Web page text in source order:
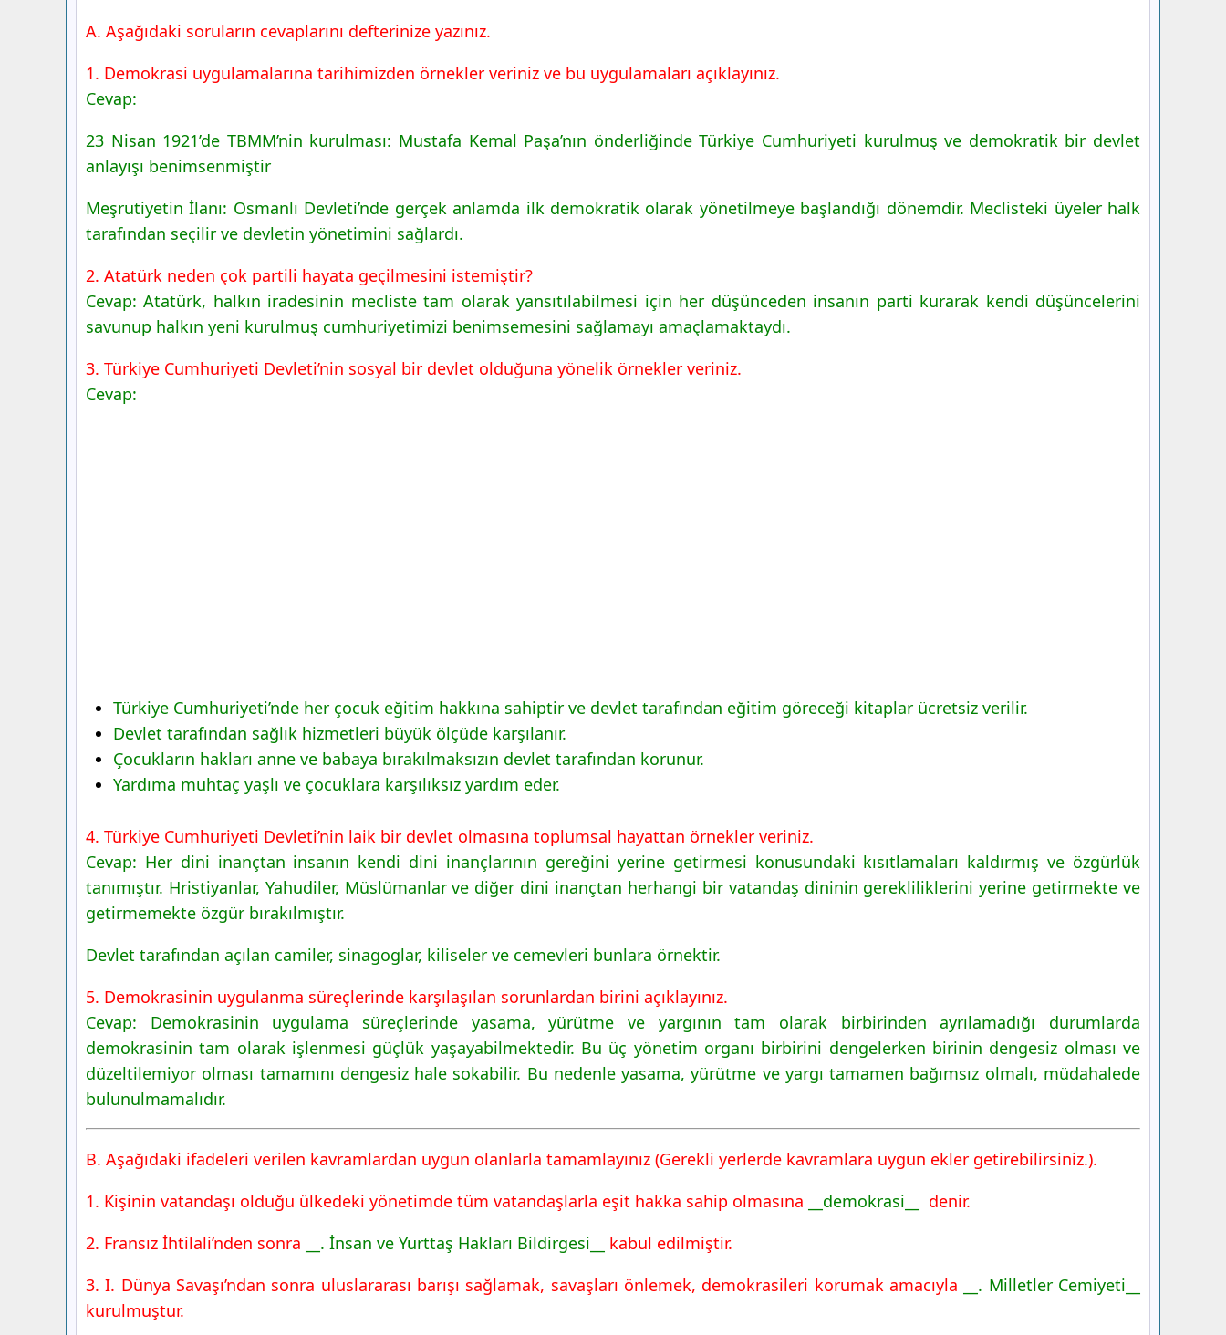
A. Aşağıdaki soruların cevaplarını defterinize yazınız.
1. Demokrasi uygulamalarına tarihimizden örnekler veriniz ve bu uygulamaları açıklayınız.
Cevap:
23 Nisan 1921’de TBMM’nin kurulması: Mustafa Kemal Paşa’nın önderliğinde Türkiye Cumhuriyeti kurulmuş ve demokratik bir devlet
anlayışı benimsenmiştir
Meşrutiyetin İlanı: Osmanlı Devleti’nde gerçek anlamda ilk demokratik olarak yönetilmeye başlandığı dönemdir. Meclisteki üyeler halk
tarafından seçilir ve devletin yönetimini sağlardı.
2. Atatürk neden çok partili hayata geçilmesini istemiştir?
Cevap: Atatürk, halkın iradesinin mecliste tam olarak yansıtılabilmesi için her düşünceden insanın parti kurarak kendi düşüncelerini
savunup halkın yeni kurulmuş cumhuriyetimizi benimsemesini sağlamayı amaçlamaktaydı.
3. Türkiye Cumhuriyeti Devleti’nin sosyal bir devlet olduğuna yönelik örnekler veriniz.
Cevap:
Türkiye Cumhuriyeti’nde her çocuk eğitim hakkına sahiptir ve devlet tarafından eğitim göreceği kitaplar ücretsiz verilir.
Devlet tarafından sağlık hizmetleri büyük ölçüde karşılanır.
Çocukların hakları anne ve babaya bırakılmaksızın devlet tarafından korunur.
Yardıma muhtaç yaşlı ve çocuklara karşılıksız yardım eder.
4. Türkiye Cumhuriyeti Devleti’nin laik bir devlet olmasına toplumsal hayattan örnekler veriniz.
Cevap: Her dini inançtan insanın kendi dini inançlarının gereğini yerine getirmesi konusundaki kısıtlamaları kaldırmış ve özgürlük
tanımıştır. Hristiyanlar, Yahudiler, Müslümanlar ve diğer dini inançtan herhangi bir vatandaş dininin gerekliliklerini yerine getirmekte ve
getirmemekte özgür bırakılmıştır.
Devlet tarafından açılan camiler, sinagoglar, kiliseler ve cemevleri bunlara örnektir.
5. Demokrasinin uygulanma süreçlerinde karşılaşılan sorunlardan birini açıklayınız.
Cevap: Demokrasinin uygulama süreçlerinde yasama, yürütme ve yargının tam olarak birbirinden ayrılamadığı durumlarda
demokrasinin tam olarak işlenmesi güçlük yaşayabilmektedir. Bu üç yönetim organı birbirini dengelerken birinin dengesiz olması ve
düzeltilemiyor olması tamamını dengesiz hale sokabilir. Bu nedenle yasama, yürütme ve yargı tamamen bağımsız olmalı, müdahalede
bulunulmamalıdır.
B. Aşağıdaki ifadeleri verilen kavramlardan uygun olanlarla tamamlayınız (Gerekli yerlerde kavramlara uygun ekler getirebilirsiniz.).
1. Kişinin vatandaşı olduğu ülkedeki yönetimde tüm vatandaşlarla eşit hakka sahip olmasına
__demokrasi__
denir.
2. Fransız İhtilali’nden sonra
__. İnsan ve Yurttaş Hakları Bildirgesi__
kabul edilmiştir.
3. I. Dünya Savaşı’ndan sonra uluslararası barışı sağlamak, savaşları önlemek, demokrasileri korumak amacıyla
__. Milletler Cemiyeti__
kurulmuştur.